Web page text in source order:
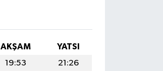
AKŞAM
YATSI
19:53
21:26